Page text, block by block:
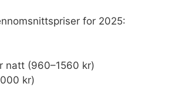
for 2025:
natt (960–1560 kr)
kr)